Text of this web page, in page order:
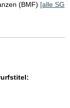
(BMF) [alle SG